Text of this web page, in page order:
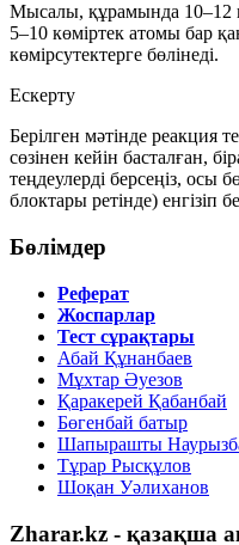
Мысалы, құрамында 10–12
5–10 көміртек атомы бар
көмірсутектерге бөлінеді.
Ескерту
Берілген мәтінде реакция
сөзінен кейін басталған,
теңдеулерді берсеңіз, осы
блоктары ретінде) енгізіп
Бөлімдер
Реферат
Жоспарлар
Тест сұрақтары
Абай Құнанбаев
Мұхтар Әуезов
Қаракерей Қабанбай
Бөгенбай батыр
Шапырашты
Тұрар Рысқұлов
Шоқан Уәлиханов
Zharar.kz - қазақша